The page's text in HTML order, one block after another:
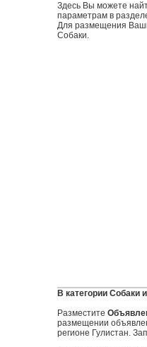
Здесь Вы можете
параметрам в
Для размещения
Собаки.
В категории Собаки
Разместите
размещении
регионе Гулистан.